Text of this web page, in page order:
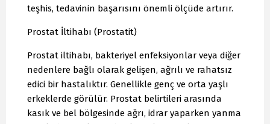
teşhis, tedavinin başarısını önemli ölçüde artırır.
Prostat İltihabı (Prostatit)
Prostat iltihabı, bakteriyel enfeksiyonlar veya diğer
nedenlere bağlı olarak gelişen, ağrılı ve rahatsız
edici bir hastalıktır. Genellikle genç ve orta yaşlı
erkeklerde görülür. Prostat belirtileri arasında
kasık ve bel bölgesinde ağrı, idrar yaparken yanma